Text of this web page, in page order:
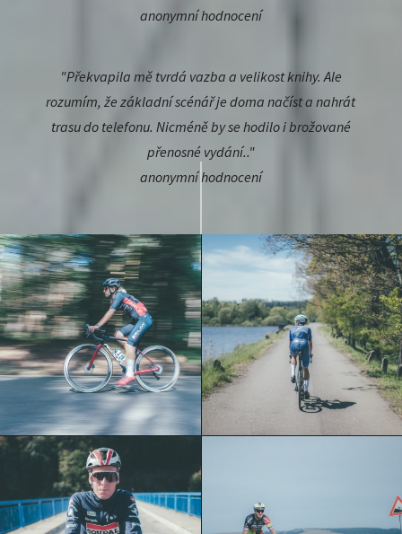
anonymní hodnocení
"Překvapila mě tvrdá vazba a velikost knihy. Ale
rozumím, že základní scénář je doma načíst a nahrát
trasu do telefonu. Nicméně by se hodilo i brožované
přenosné vydání.."
anonymní hodnocení